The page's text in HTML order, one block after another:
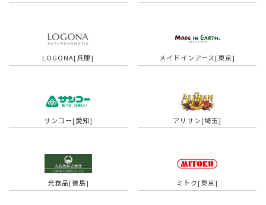
LOGONA[兵庫] メイドインアース[東京]
サンコー[愛知] アリサン[埼玉]
光食品[徳島] ミトク[東京]